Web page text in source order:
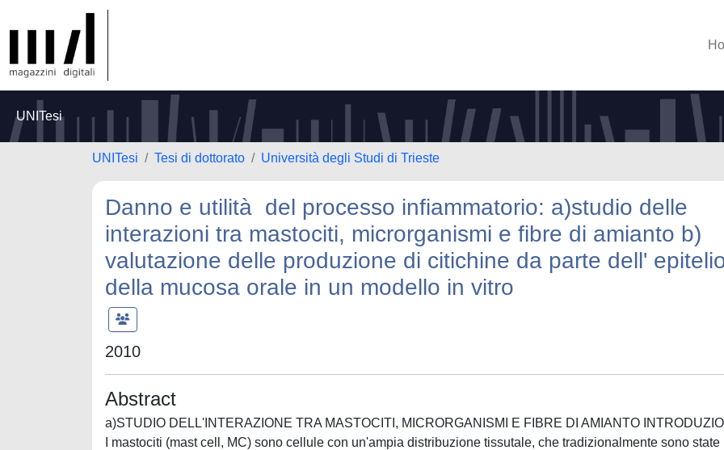
UNITesi
UNITesi Tesi di dottorato Università degli Studi di Trieste
Danno e utilità del processo infiammatorio: a)studio delle
interazioni tra mastociti, microrganismi e fibre di amianto b)
valutazione delle produzione di citichine da parte dell'
della mucosa orale in un modello in vitro
2010
Abstract
a)STUDIO DELL'INTERAZIONE TRA MASTOCITI, MICRORGANISMI E FIBRE DI AMIANTO
I mastociti (mast cell, MC) sono cellule con un'ampia distribuzione tissutale, che tradizionalmente sono state